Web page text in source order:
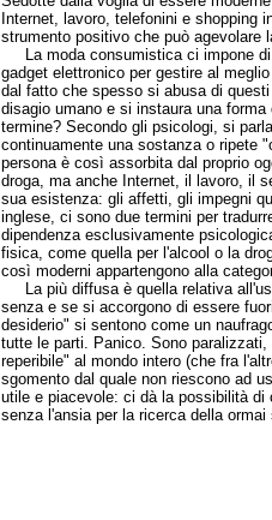
Internet, lavoro, telefonini e shopping
strumento positivo che può agevolare
La moda consumistica ci impone di
gadget elettronico per gestire al
dal fatto che spesso si abusa di
disagio umano e si instaura una
termine? Secondo gli psicologi, si
continuamente una sostanza o ripete
persona è così assorbita dal proprio
droga, ma anche Internet, il lavoro, il
sua esistenza: gli affetti, gli impegni
inglese, ci sono due termini per
dipendenza esclusivamente
fisica, come quella per l'alcool o la
così moderni appartengono alla
La più diffusa è quella relativa
senza e se si accorgono di essere
desiderio" si sentono come un
tutte le parti. Panico. Sono
reperibile" al mondo intero (che fra
sgomento dal quale non riescono ad
utile e piacevole: ci dà la possibilità di
senza l'ansia per la ricerca della